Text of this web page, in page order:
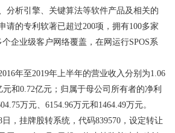
分析引擎、关键算法等软件产品及相关的
请的专利软著已超过200项，拥有100多家
企业级客户网络覆盖，在网运行SPOS系
年至2019年上半年的营业收入分别为1.06
和0.72亿元；归属于母公司所有者的净利
万元、6154.96万元和1464.49万元。
，挂牌股转系统，代码839570，设定转让